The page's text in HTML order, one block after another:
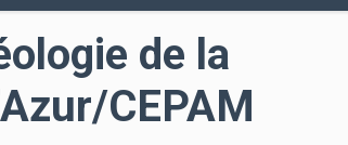
de la
CEPAM